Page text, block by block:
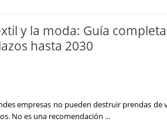
y Transporte
y captación de clientes
Social Empresarial
y la moda: Guía
hasta 2030
empresas no pueden destruir prendas de
No es una recomendación ...